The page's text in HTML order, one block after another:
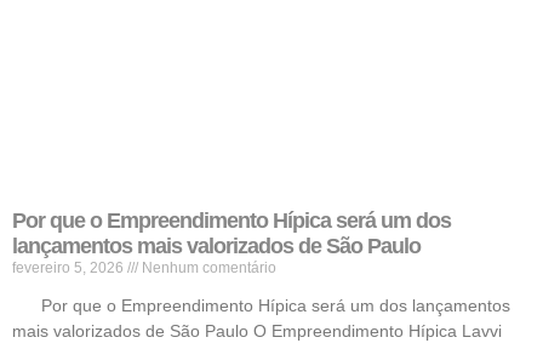
Por que o Empreendimento Hípica será um dos
lançamentos mais valorizados de São Paulo
fevereiro 5, 2026 Nenhum comentário
Por que o Empreendimento Hípica será um dos lançamentos
mais valorizados de São Paulo O Empreendimento Hípica Lavvi